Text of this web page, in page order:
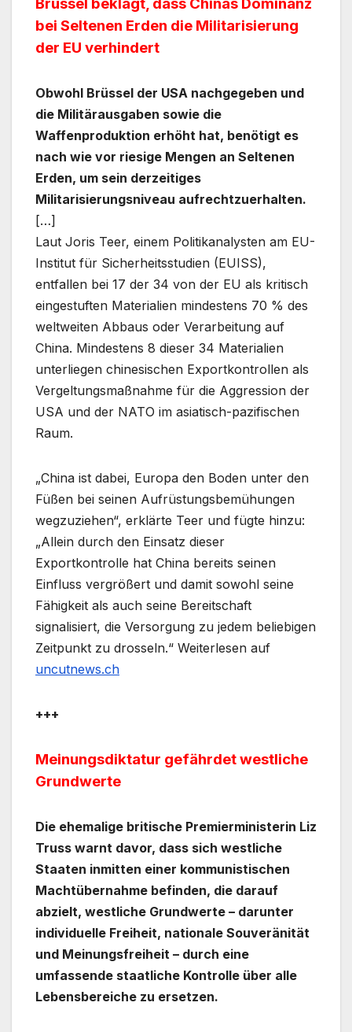
bei Seltenen Erden die Militarisierung
der EU verhindert
Obwohl Brüssel der USA nachgegeben und
die Militärausgaben sowie die
Waffenproduktion erhöht hat, benötigt es
nach wie vor riesige Mengen an Seltenen
Erden, um sein derzeitiges
Militarisierungsniveau aufrechtzuerhalten.
[…]
Laut Joris Teer, einem Politikanalysten am EU-
Institut für Sicherheitsstudien (EUISS),
entfallen bei 17 der 34 von der EU als kritisch
eingestuften Materialien mindestens 70 % des
weltweiten Abbaus oder Verarbeitung auf
China. Mindestens 8 dieser 34 Materialien
unterliegen chinesischen Exportkontrollen als
Vergeltungsmaßnahme für die Aggression der
USA und der NATO im asiatisch-pazifischen
Raum.
„China ist dabei, Europa den Boden unter den
Füßen bei seinen Aufrüstungsbemühungen
wegzuziehen“, erklärte Teer und fügte hinzu:
„Allein durch den Einsatz dieser
Exportkontrolle hat China bereits seinen
Einfluss vergrößert und damit sowohl seine
Fähigkeit als auch seine Bereitschaft
signalisiert, die Versorgung zu jedem beliebigen
Zeitpunkt zu drosseln.“ Weiterlesen auf
uncutnews.ch
+++
Meinungsdiktatur gefährdet westliche
Grundwerte
Die ehemalige britische Premierministerin Liz
Truss warnt davor, dass sich westliche
Staaten inmitten einer kommunistischen
Machtübernahme befinden, die darauf
abzielt, westliche Grundwerte – darunter
individuelle Freiheit, nationale Souveränität
und Meinungsfreiheit – durch eine
umfassende staatliche Kontrolle über alle
Lebensbereiche zu ersetzen.